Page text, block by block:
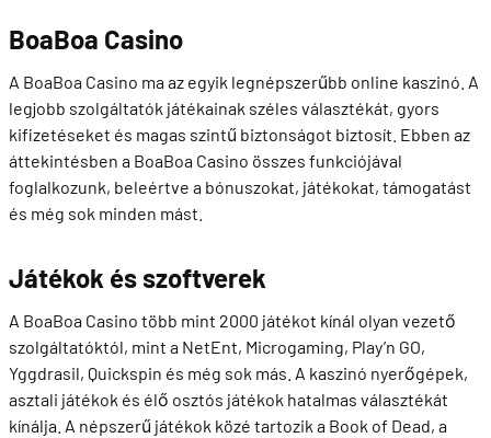
BoaBoa Casino
A BoaBoa Casino ma az egyik legnépszerűbb online kaszinó. A
legjobb szolgáltatók játékainak széles választékát, gyors
kifizetéseket és magas szintű biztonságot biztosít. Ebben az
áttekintésben a BoaBoa Casino összes funkciójával
foglalkozunk, beleértve a bónuszokat, játékokat, támogatást
és még sok minden mást.
Játékok és szoftverek
A BoaBoa Casino több mint 2000 játékot kínál olyan vezető
szolgáltatóktól, mint a NetEnt, Microgaming, Play’n GO,
Yggdrasil, Quickspin és még sok más. A kaszinó nyerőgépek,
asztali játékok és élő osztós játékok hatalmas választékát
kínálja. A népszerű játékok közé tartozik a Book of Dead, a